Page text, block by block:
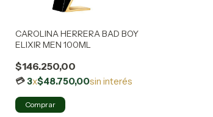
CAROLINA HERRERA BAD BOY
ELIXIR MEN 100ML
$146.250,00
3x$48.750,00sin interés